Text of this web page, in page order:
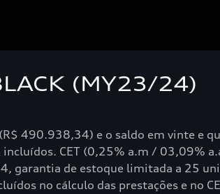
(MY23/24)
490.938,34) e o saldo em vinte e
CET (0,25% a.m / 03,09%
garantia de estoque limitada a 25
no cálculo das prestações e no